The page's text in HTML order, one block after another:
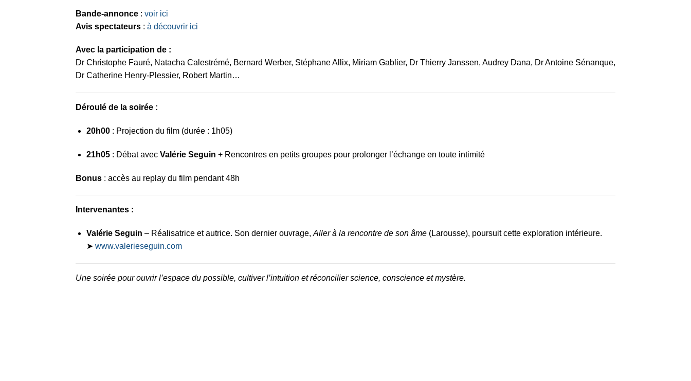
Bande-annonce : voir ici
Avis spectateurs : à découvrir ici
Avec la participation de :
Dr Christophe Fauré, Natacha Calestrémé, Bernard Werber, Stéphane Allix, Miriam Gablier, Dr Thierry Janssen, Audrey Dana, Dr Antoine Sénanque,
Dr Catherine Henry-Plessier, Robert Martin…
Déroulé de la soirée :
20h00: Projection du film (durée : 1h05)
21h05: Débat avec Valérie Seguin + Rencontres en petits groupes pour prolonger l’échange en toute intimité
Bonus : accès au replay du film pendant 48h
Intervenantes :
Valérie Seguin – Réalisatrice et autrice. Son dernier ouvrage, Aller à la rencontre de son âme(Larousse), poursuit cette exploration intérieure.
➤ www.valerieseguin.com
Une soirée pour ouvrir l’espace du possible, cultiver l’intuition et réconcilier science, conscience et mystère.